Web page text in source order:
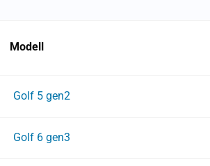
Modell
Golf 5 gen2
Golf 6 gen3